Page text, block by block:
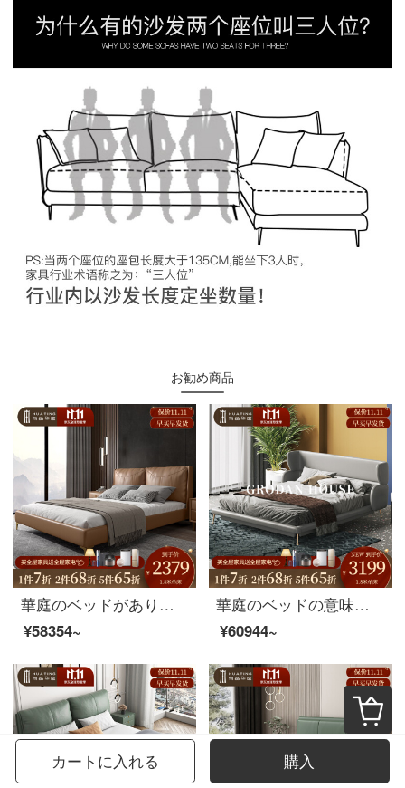
お勧め商品
華庭のベッドがあります。軽くて豪華な近代的なシンプルな皮のベッドです。北欧のベッドルームは1.8メートルのダブルベッドです。
¥58354~
華庭のベッドの意味式があります。極簡単です。現代の小型住宅のメインベッドは軟床ネットの赤insペアで1.8メートルの創意皮ベッドです。1.8シングルベッド+ココナッツブラウンマットレス+マットレス*2
¥60944~
カートに入れる 購入